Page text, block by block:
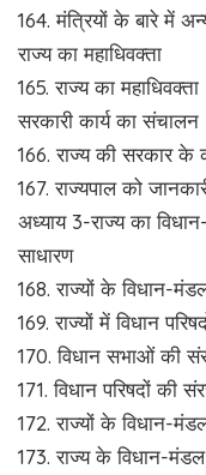
164. मंत्रियों के बारे में
राज्य का महाधिवक्ता
165. राज्य का महाधिवक्ता
सरकारी कार्य का संचालन
166. राज्य की सरकार के
167. राज्यपाल को
अध्याय 3-राज्य का
साधारण
168. राज्यों के विधान-
169. राज्यों में विधान
170. विधान सभाओं की
171. विधान परिषदों की
172. राज्यों के विधान-
173. राज्य के विधान-